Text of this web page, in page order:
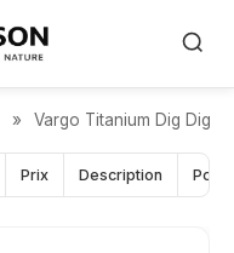
» Vargo Titanium Dig Dig
Prix Description Pour